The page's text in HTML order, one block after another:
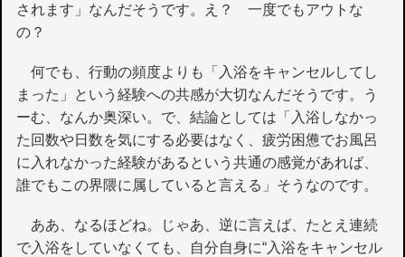
されます」なんだそうです。え？ 一度でもアウトな
の？
何でも、行動の頻度よりも「入浴をキャンセルしてし
まった」という経験への共感が大切なんだそうです。う
ーむ、なんか奥深い。で、結論としては「入浴しなかっ
た回数や日数を気にする必要はなく、疲労困憊でお風呂
に入れなかった経験があるという共通の感覚があれば、
誰でもこの界隈に属していると言える」そうなのです。
ああ、なるほどね。じゃあ、逆に言えば、たとえ連続
で入浴をしていなくても、自分自身に“入浴をキャンセル